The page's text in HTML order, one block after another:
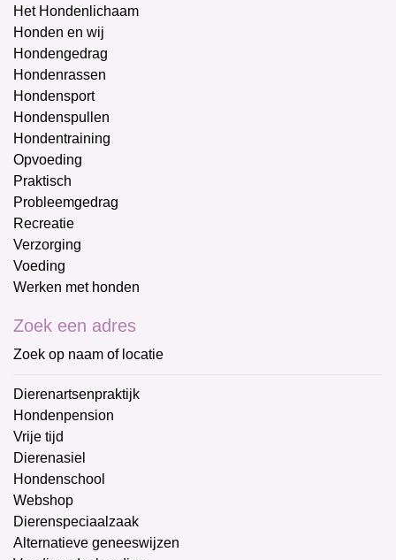
Het Hondenlichaam
Honden en wij
Hondengedrag
Hondenrassen
Hondensport
Hondenspullen
Hondentraining
Opvoeding
Praktisch
Probleemgedrag
Recreatie
Verzorging
Voeding
Werken met honden
Zoek een adres
Zoek op naam of locatie
Dierenartsenpraktijk
Hondenpension
Vrije tijd
Dierenasiel
Hondenschool
Webshop
Dierenspeciaalzaak
Alternatieve geneeswijzen